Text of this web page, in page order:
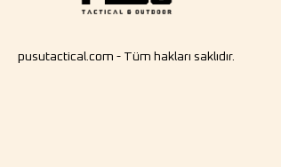
pusutactical.com - Tüm hakları saklıdır.